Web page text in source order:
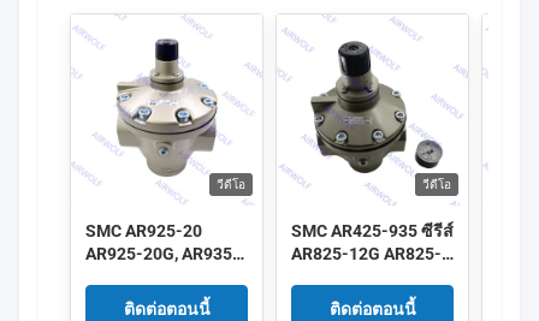
วีดีโอ
SMC AR925-20
AR925-20G, AR935-
AR425-935 ซีรีย์ผู้
ติดต่อตอนนี้
วีดีโอ
SMC AR425-935 ซีรีส์
AR825-12G AR825-
AR835-14G ตัว
ติดต่อตอนนี้